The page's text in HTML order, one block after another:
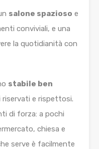
salone spazioso e
conviviali, e una
la quotidianità con
stabile ben
e rispettosi.
di forza: a pochi
chiesa e
serve è facilmente